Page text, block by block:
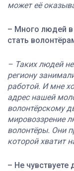
может её
– Много людей в
стать
– Таких людей
региону
работой. И мне
адрес нашей
волонтёрскому
мировоззрение
волонтёры. Они
которой хватит
– Не чувствуете